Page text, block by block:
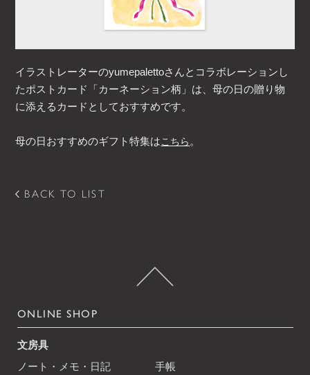
イラストレーターのyumepalettoさんとコラボレーションし
たポストカード「カーネーション柄」は、母の日の贈り物
に添えるカードとしておすすめです。
母の日おすすめのギフト特集はこちら 。
BACK TO LIST
ONLINE SHOP
文房具
ノート・メモ・日記
手帳